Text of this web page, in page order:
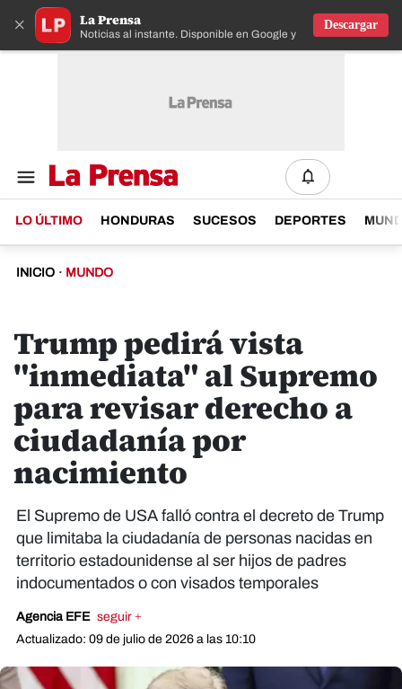
× La Prensa
Noticias al instante. Disponible en Google y IOS
Descargar
LO ÚLTIMO HONDURAS SUCESOS DEPORTES
INICIO · MUNDO
Trump pedirá vista
"inmediata" al Supremo
para revisar derecho a
ciudadanía por
nacimiento
El Supremo de USA falló contra el decreto de Trump
que limitaba la ciudadanía de personas nacidas en
territorio estadounidense al ser hijos de padres
indocumentados o con visados temporales
Agencia EFE seguir +
Actualizado: 09 de julio de 2026 a las 10:10